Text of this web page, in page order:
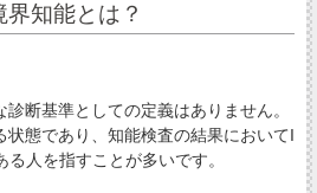
知能とは？
断基準としての定義はありません。
状態であり、知能検査の結果においてI
人を指すことが多いです。